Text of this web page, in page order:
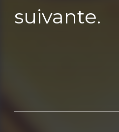
suivante.